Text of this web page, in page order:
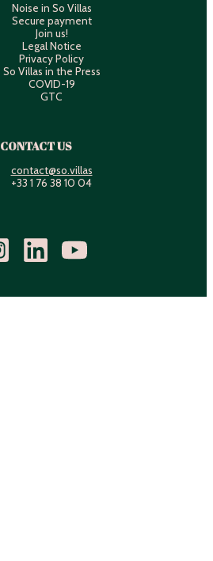
Noise in So Villas
Secure payment
Join us!
Legal Notice
Privacy Policy
So Villas in the Press
COVID-19
GTC
CONTACT US
contact@so.villas
+33 1 76 38 10 04